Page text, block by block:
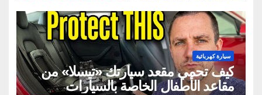
سيارة كهربائية
كيف تحمي مقعد سيارتك «تيسلا» من
مقاعد الأطفال الخاصة بالسيارات